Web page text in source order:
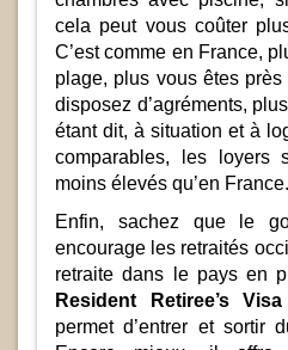
cela peut vous coûter
C’est comme en France,
plage, plus vous êtes
disposez d’agréments,
étant dit, à situation et à
comparables, les loyers
moins élevés qu’en France.
Enfin, sachez que le
encourage les retraités
retraite dans le pays en
Resident Retiree’s Visa
permet d’entrer et sortir